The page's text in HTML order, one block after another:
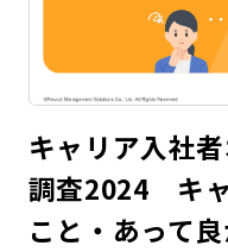
キャリア入社
調査2024 キ
こと・あって